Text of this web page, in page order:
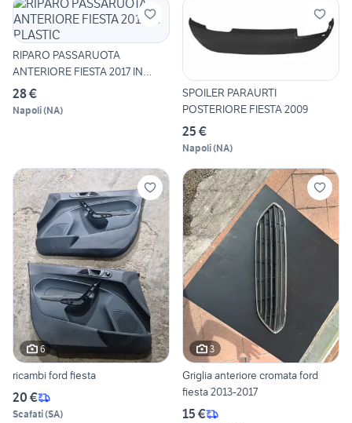
RIPARO PASSARUOTA
ANTERIORE FIESTA 2017 IN
PLASTIC
28 €
Napoli(NA)
SPOILER PARAURTI
POSTERIORE FIESTA 2009
25 €
Napoli(NA)
6
ricambi ford fiesta
20 €
Scafati(SA)
3
Griglia anteriore cromata ford
fiesta 2013-2017
15 €